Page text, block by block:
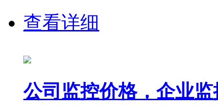
查看详细
公司监控价格，企业